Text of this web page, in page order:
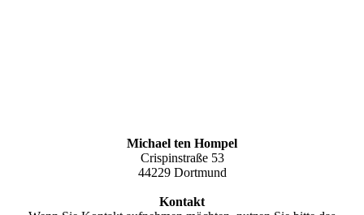
Michael ten Hompel
Crispinstraße 53
44229 Dortmund
Kontakt